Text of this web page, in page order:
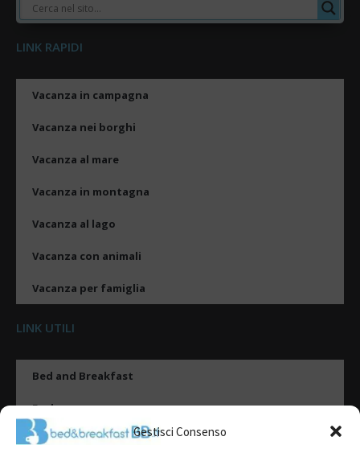
Gestisci Consenso
LINK RAPIDI
Vacanza in campagna
Vacanza nei borghi
Vacanza al mare
Vacanza in montagna
Vacanza al lago
Vacanza con animali
Vacanza per famiglia
LINK UTILI
Bed and Breakfast
Esplora
Tipologie di alloggio